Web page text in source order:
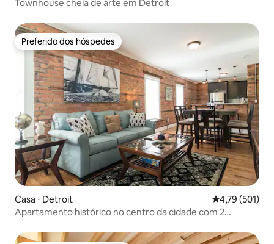
Townhouse cheia de arte em Detroit
Preferido dos hóspedes
Preferido dos hóspedes
Casa ⋅ Detroit 4,79 de uma
4,79 (501)
Apartamento histórico no centro da cidade com 2